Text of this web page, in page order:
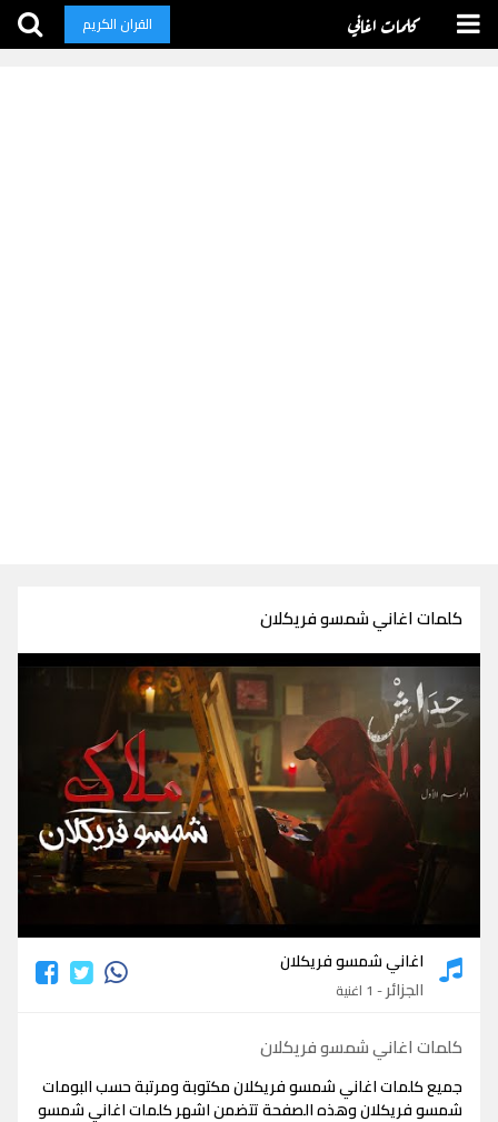
كلمات اغاني القران الكريم
كلمات اغاني شمسو فريكلان
كلمات اغاني شمسو فريكلان
اغاني شمسو فريكلان
الجزائر- 1 اغنية
كلمات اغاني شمسو فريكلان
جميع كلمات اغاني شمسو فريكلان مكتوبة ومرتبة حسب البومات
شمسو فريكلان وهذه الصفحة تتضمن اشهر كلمات اغاني شمسو